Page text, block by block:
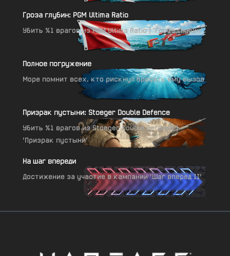
Гроза глубин: PGM Ultima Ratio
Убить %1 врагов из PGM Ultima Ratio | 'Гроза глубин'
Полное погружение
Море помнит всех, кто рискнул бросить ему вызов
Призрак пустыни: Stoeger Double Defence
Убить %1 врагов из Stoeger Double Defence |
'Призрак пустыни'
На шаг впереди
Достижение за участие в кампании 'Шаг вперед II'